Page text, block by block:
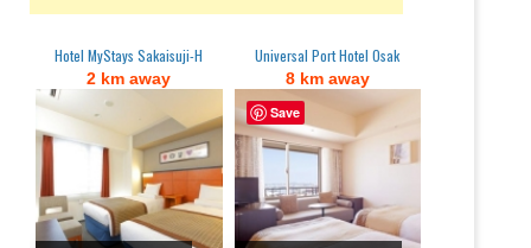
Hotel MyStays Sakaisuji-H
2 km away
Universal Port Hotel Osak
8 km away
Save